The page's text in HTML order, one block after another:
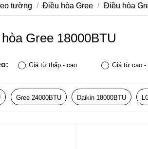
tường / Điều hòa Gree / Điều hòa
Gree 18000BTU
Giá từ thấp - cao Giá từ cao -
Gree 24000BTU Daikin 18000BTU